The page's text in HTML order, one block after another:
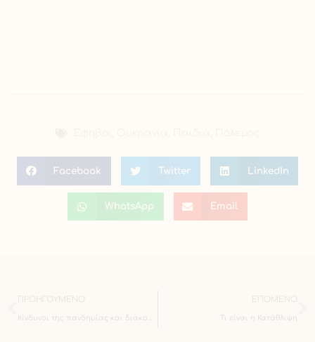
Facebook Twitter LinkedIn
WhatsApp Email
ΠΡΟΗΓΟΎΜΕΝΟ
Κίνδυνοι της πανδημίας και διακοπές Χριστουγέννων: Πως να αξιολογήσετε την ανοχή σας σε αυτούς; Τι είναι η Κατάθλιψη